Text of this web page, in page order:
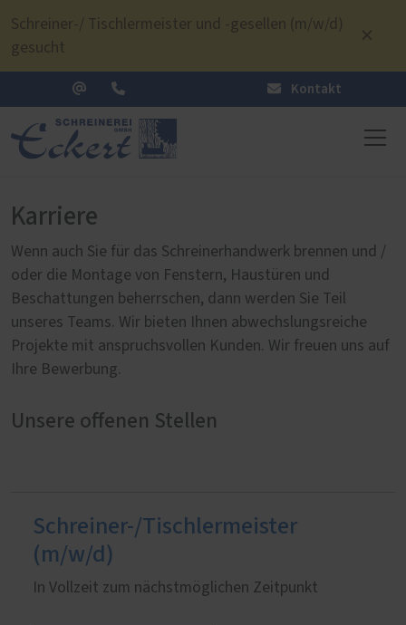
Schreiner-/ Tischlermeister und -gesellen (m/w/d)
gesucht
Kontakt
Karriere
Wenn auch Sie für das Schreinerhandwerk brennen und /
oder die Montage von Fenstern, Haustüren und
Beschattungen beherrschen, dann werden Sie Teil
unseres Teams. Wir bieten Ihnen abwechslungsreiche
Projekte mit anspruchsvollen Kunden. Wir freuen uns auf
Ihre Bewerbung.
Unsere offenen Stellen
Schreiner-/Tischlermeister
(m/w/d)
In Vollzeit zum nächstmöglichen Zeitpunkt